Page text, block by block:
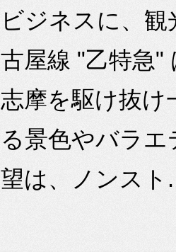
ビジネスに、
古屋線 "乙特急"
志摩を駆け抜
る景色やバラ
望は、ノンスト